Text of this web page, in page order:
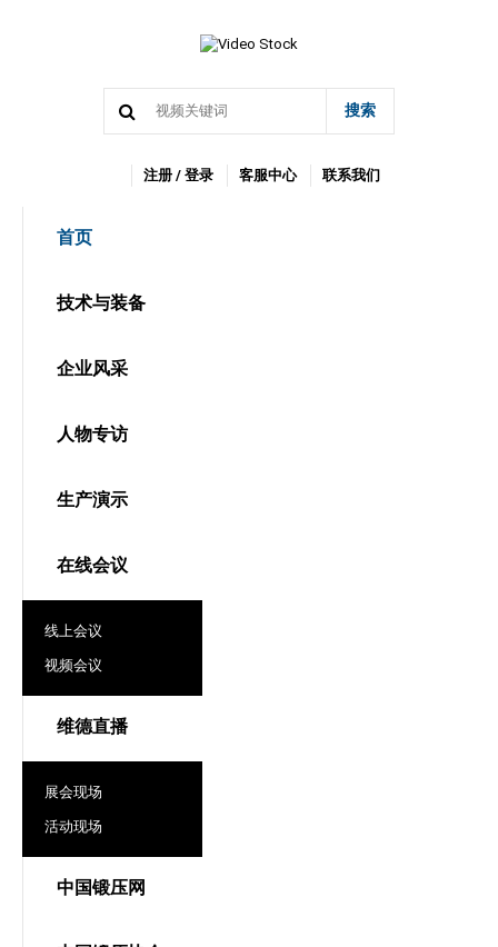
搜索
注册 / 登录 客服中心 联系我们
首页
技术与装备
企业风采
人物专访
生产演示
在线会议
线上会议
视频会议
维德直播
展会现场
活动现场
中国锻压网